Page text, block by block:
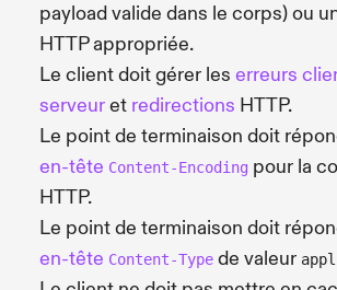
payload valide dans le corps) ou
HTTP appropriée.
Le client doit gérer les erreurs
serveuret redirections HTTP.
Le point de terminaison doit
en-tête Content-Encoding pour la
HTTP.
Le point de terminaison doit
en-tête Content-Type de valeur